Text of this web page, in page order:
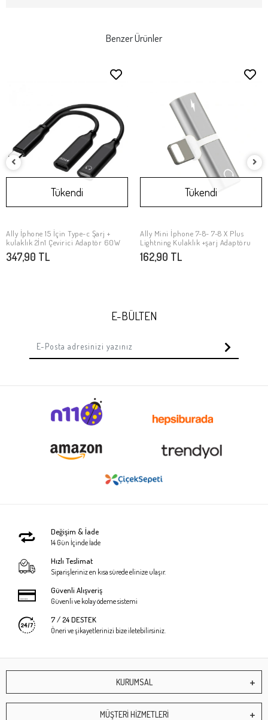
Benzer Ürünler
Stokta Yok
Tükendi
Ally İphone 15 İçin Type-c Şarj +
kulaklık 2İn1 Çevirici Adaptör 60W
347,90 TL
Stokta Yok
Tükendi
Ally Mini İphone 7-8- 7-8 X Plus
Lightning Kulaklık +şarj Adaptöru
162,90 TL
E-BÜLTEN
Değişim & İade
14 Gün İçinde İade
Hızlı Teslimat
Siparişleriniz en kısa sürede elinize ulaşır.
Güvenli Alışveriş
Güvenli ve kolay ödeme sistemi
7 / 24 DESTEK
Öneri ve şikayetlerinizi bize iletebilirsiniz.
KURUMSAL
MÜŞTERİ HİZMETLERİ